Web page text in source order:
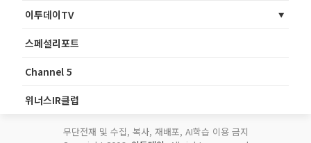
이투데이TV
스페셜리포트
Channel 5
위너스IR클럽
무단전재 및 수집, 복사, 재배포, AI학습 이용 금지